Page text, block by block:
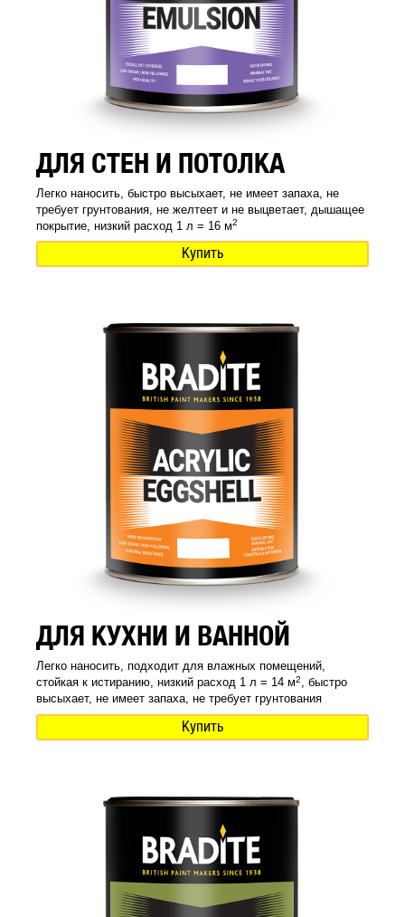
ДЛЯ СТЕН И ПОТОЛКА
Легко наносить, быстро высыхает, не имеет запаха, не
требует грунтования, не желтеет и не выцветает, дышащее
покрытие, низкий расход 1 л = 16 м2
Купить
ДЛЯ КУХНИ И ВАННОЙ
Легко наносить, подходит для влажных помещений,
стойкая к истиранию, низкий расход 1 л = 14 м2, быстро
высыхает, не имеет запаха, не требует грунтования
Купить